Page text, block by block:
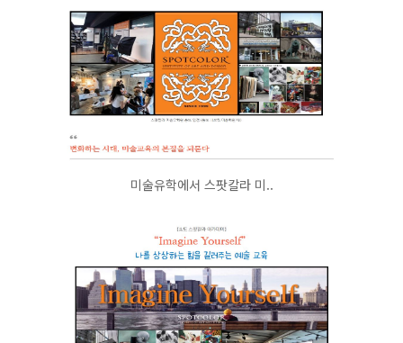
미술유학에서 스팟칼라 미..